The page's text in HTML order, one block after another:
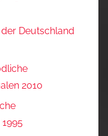
der Deutschland
2010